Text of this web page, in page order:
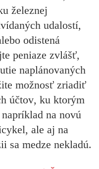
železnej
udalostí,
odistená
peniaze zvlášť,
naplánovaných
možnosť zriadiť
účtov, ku ktorým
na novú
ale aj na
sa medze nekladú.